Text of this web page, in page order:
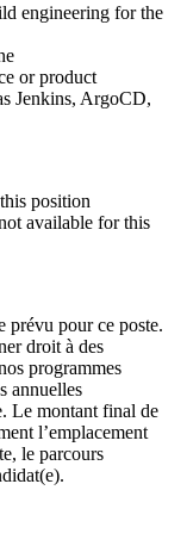
engineering for the
or product
Jenkins, ArgoCD,
position
available for this
prévu pour ce poste.
droit à des
programmes
annuelles
Le montant final de
l’emplacement
le parcours